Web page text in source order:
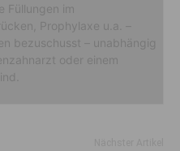
Füllungen im
Prophylaxe u.a. –
bezuschusst – unabhängig
oder einem